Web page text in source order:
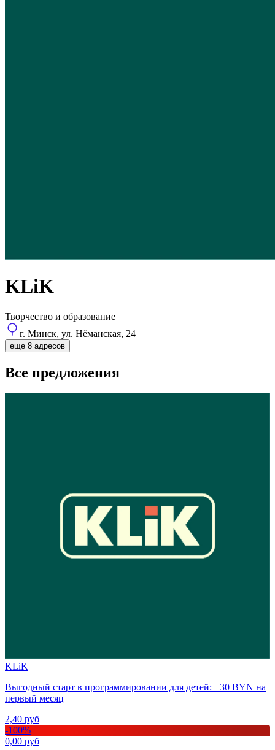
KLiK
Творчество и образование
г. Минск, ул. Нёманская, 24
еще 8 адресов
Все предложения
KLiK
Выгодный старт в программировании для детей: −30 BYN на
первый месяц
2,40 руб
-100%
0,00 руб